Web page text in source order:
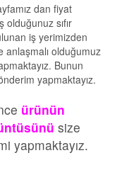
dan fiyat
sıfır
iş yerimizden
anlaşmalı olduğumuz
Bunun
yapmaktayız.
ürünün
nü size
yapmaktayız.